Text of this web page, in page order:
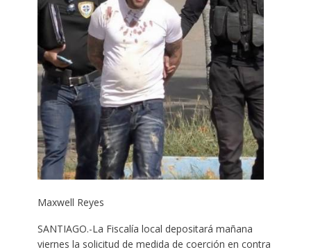
Maxwell Reyes
SANTIAGO.-La Fiscalía local depositará mañana
viernes la solicitud de medida de coerción en contra